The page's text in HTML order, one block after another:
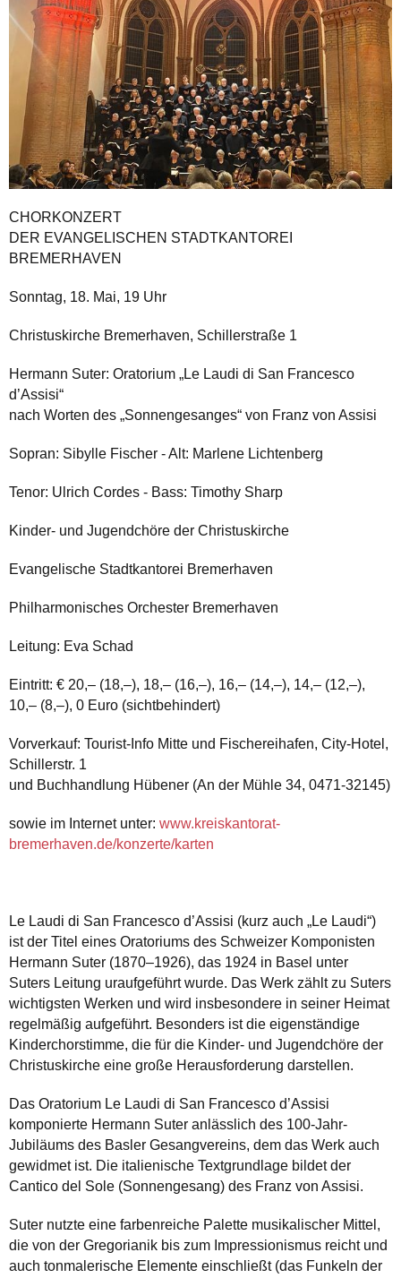
CHORKONZERT
DER EVANGELISCHEN STADTKANTOREI
BREMERHAVEN
Sonntag, 18. Mai, 19 Uhr
Christuskirche Bremerhaven, Schillerstraße 1
Hermann Suter: Oratorium „Le Laudi di San Francesco
d’Assisi“
nach Worten des „Sonnengesanges“ von Franz von Assisi
Sopran: Sibylle Fischer - Alt: Marlene Lichtenberg
Tenor: Ulrich Cordes - Bass: Timothy Sharp
Kinder- und Jugendchöre der Christuskirche
Evangelische Stadtkantorei Bremerhaven
Philharmonisches Orchester Bremerhaven
Leitung: Eva Schad
Eintritt: € 20,– (18,–), 18,– (16,–), 16,– (14,–), 14,– (12,–),
10,– (8,–), 0 Euro (sichtbehindert)
Vorverkauf: Tourist-Info Mitte und Fischereihafen, City-Hotel,
Schillerstr. 1
und Buchhandlung Hübener (An der Mühle 34, 0471-32145)
sowie im Internet unter: www.kreiskantorat-
bremerhaven.de/konzerte/karten
Le Laudi di San Francesco d’Assisi (kurz auch „Le Laudi“)
ist der Titel eines Oratoriums des Schweizer Komponisten
Hermann Suter (1870–1926), das 1924 in Basel unter
Suters Leitung uraufgeführt wurde. Das Werk zählt zu Suters
wichtigsten Werken und wird insbesondere in seiner Heimat
regelmäßig aufgeführt. Besonders ist die eigenständige
Kinderchorstimme, die für die Kinder- und Jugendchöre der
Christuskirche eine große Herausforderung darstellen.
Das Oratorium Le Laudi di San Francesco d’Assisi
komponierte Hermann Suter anlässlich des 100-Jahr-
Jubiläums des Basler Gesangvereins, dem das Werk auch
gewidmet ist. Die italienische Textgrundlage bildet der
Cantico del Sole (Sonnengesang) des Franz von Assisi.
Suter nutzte eine farbenreiche Palette musikalischer Mittel,
die von der Gregorianik bis zum Impressionismus reicht und
auch tonmalerische Elemente einschließt (das Funkeln der